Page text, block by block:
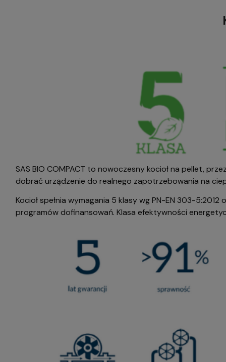
SAS BIO COMPACT to nowoczesny kocioł na pellet,
dobrać urządzenie do realnego zapotrzebowania na
Kocioł spełnia wymagania 5 klasy wg PN-EN 303-
programów dofinansowań. Klasa efektywności